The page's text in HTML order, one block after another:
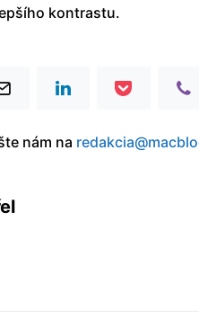
kontrastu.
nám na